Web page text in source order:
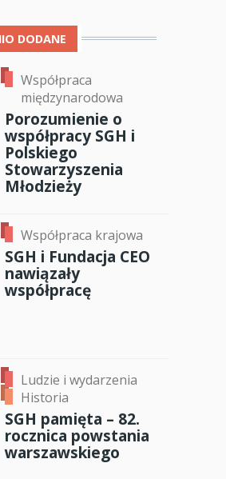
DODANE
Współpraca
międzynarodowa
Porozumienie o
współpracy SGH i
Polskiego
Stowarzyszenia
Młodzieży
Współpraca krajowa
SGH i Fundacja CEO
nawiązały
współpracę
Ludzie i wydarzenia
Historia
SGH pamięta – 82.
rocznica powstania
warszawskiego